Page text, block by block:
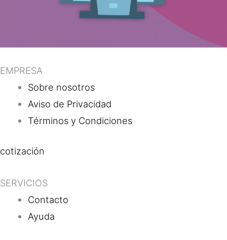
EMPRESA
Sobre nosotros
Aviso de Privacidad
Términos y Condiciones
cotización
SERVICIOS
Contacto
Ayuda